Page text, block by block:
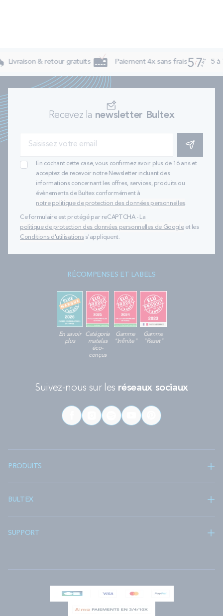
Livraison & retour gratuits Paiement 4x sans frais 5 à
Recevez la newsletter Bultex
S'INSCRIRE
En cochant cette case, vous confirmez avoir plus de 16 ans et
acceptez de recevoir notre Newsletter incluant des
informations concernant les offres, services, produits ou
évènements de Bultex conformément à
notre politique de protection des données personnelles.
Ce formulaire est protégé par reCAPTCHA - La
politique de protection des données personnelles de Googleet les
Conditions d'utilisationss'appliquent.
RÉCOMPENSES ET LABELS
En savoir
plus
Catégorie
matelas
éco-
conçus
Gamme
"Infinite"
Gamme
"Reset"
Suivez-nous sur les réseaux sociaux
PRODUITS
BULTEX
SUPPORT